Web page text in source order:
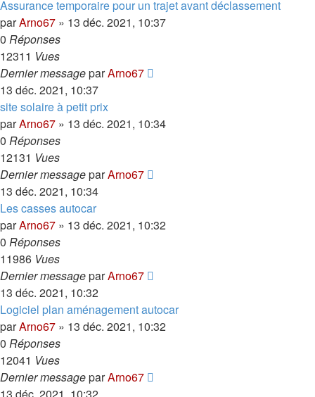
Assurance temporaire pour un trajet avant déclassement
parArno67 » 13 déc. 2021, 10:37
0 Réponses
12311 Vues
Dernier messageparArno67
13 déc. 2021, 10:37
site solaire à petit prix
parArno67 » 13 déc. 2021, 10:34
0 Réponses
12131 Vues
Dernier messageparArno67
13 déc. 2021, 10:34
Les casses autocar
parArno67 » 13 déc. 2021, 10:32
0 Réponses
11986 Vues
Dernier messageparArno67
13 déc. 2021, 10:32
Logiciel plan aménagement autocar
parArno67 » 13 déc. 2021, 10:32
0 Réponses
12041 Vues
Dernier messageparArno67